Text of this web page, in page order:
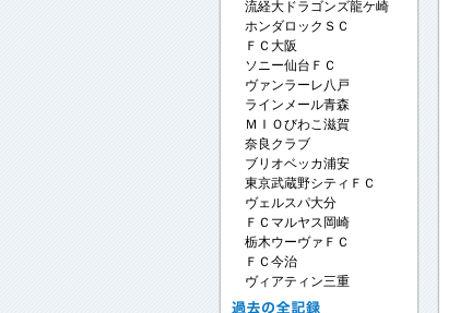
流経大ドラゴンズ龍ケ崎
ホンダロックＳＣ
ＦＣ大阪
ソニー仙台ＦＣ
ヴァンラーレ八戸
ラインメール青森
ＭＩＯびわこ滋賀
奈良クラブ
ブリオベッカ浦安
東京武蔵野シティＦＣ
ヴェルスパ大分
ＦＣマルヤス岡崎
栃木ウーヴァＦＣ
ＦＣ今治
ヴィアティン三重